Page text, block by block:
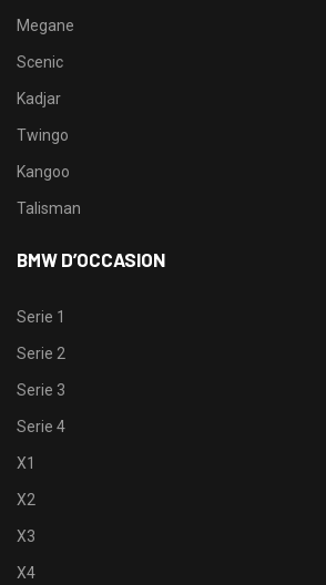
Megane
Scenic
Kadjar
Twingo
Kangoo
Talisman
BMW D’OCCASION
Serie 1
Serie 2
Serie 3
Serie 4
X1
X2
X3
X4